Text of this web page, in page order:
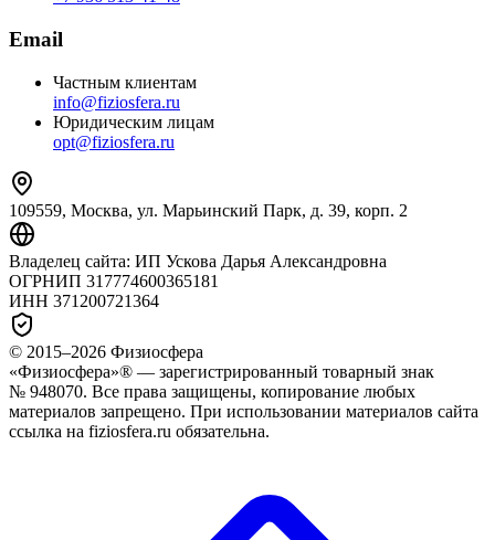
Email
Частным клиентам
info@fiziosfera.ru
Юридическим лицам
opt@fiziosfera.ru
109559, Москва, ул. Марьинский Парк, д. 39, корп. 2
Владелец сайта: ИП Ускова Дарья Александровна
ОГРНИП 317774600365181
ИНН 371200721364
© 2015–2026 Физиосфера
«Физиосфера»® — зарегистрированный товарный знак
№ 948070. Все права защищены, копирование любых
материалов запрещено. При использовании материалов сайта
ссылка на fiziosfera.ru обязательна.